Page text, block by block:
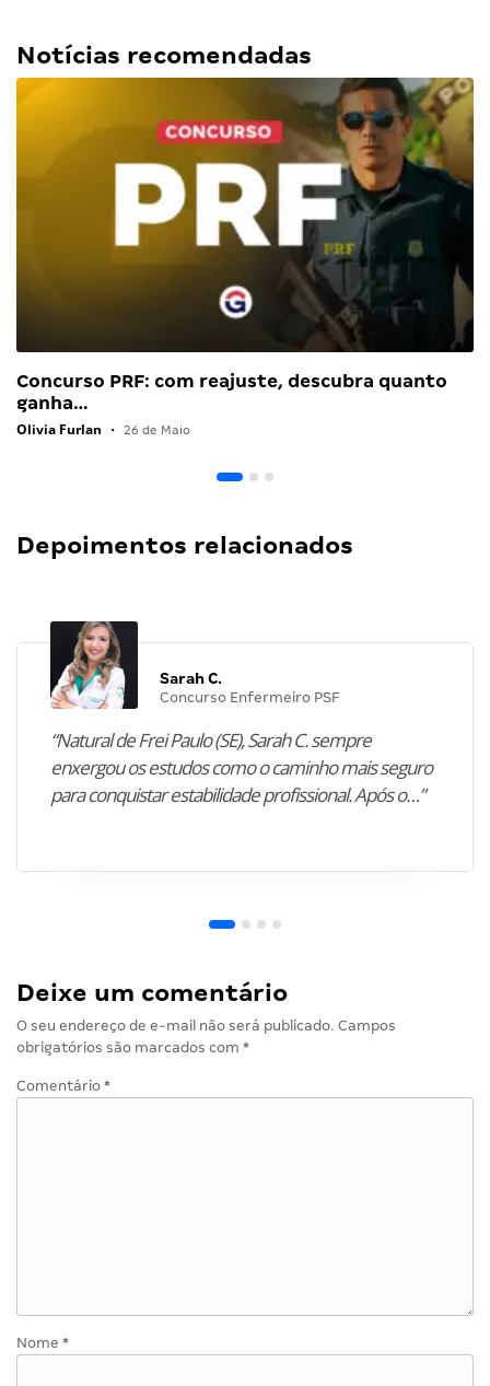
Notícias recomendadas
Concurso PRF: com reajuste, descubra quanto
ganha…
Olivia Furlan • 26 de Maio
Depoimentos relacionados
Sarah C.
Concurso Enfermeiro PSF
“Natural de Frei Paulo (SE), Sarah C. sempre
enxergou os estudos como o caminho mais seguro
para conquistar estabilidade profissional. Após o…”
Deixe um comentário
O seu endereço de e-mail não será publicado. Campos
obrigatórios são marcados com *
Comentário *
Nome *